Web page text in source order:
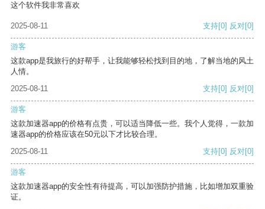
这个软件我非常喜欢
2025-08-11 支持[0] 反对[0]
游客
这款app是我旅行的好帮手，让我能够轻松找到目的地，了解当地的风土
人情。
2025-08-11
支持[0] 反对[0]
游客
这款加速器app的价格有点贵，可以适当降低一些。我个人觉得，一款加
速器app的价格应该在50元以下才比较合理。
2025-08-11
支持[0] 反对[0]
游客
这款加速器app的安全性有待提高，可以加强防护措施，比如增加双重验
证。